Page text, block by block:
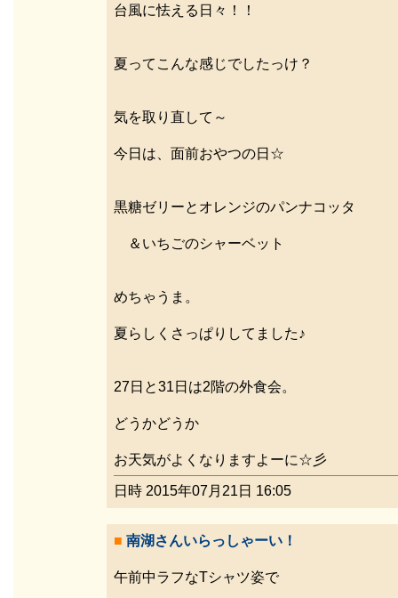
台風に怯える日々！！
夏ってこんな感じでしたっけ？
気を取り直して～
今日は、面前おやつの日☆
黒糖ゼリーとオレンジのパンナコッタ
＆いちごのシャーベット
めちゃうま。
夏らしくさっぱりしてました♪
27日と31日は2階の外食会。
どうかどうか
お天気がよくなりますよーに☆彡
日時 2015年07月21日 16:05
■ 南湖さんいらっしゃーい！
午前中ラフなTシャツ姿で